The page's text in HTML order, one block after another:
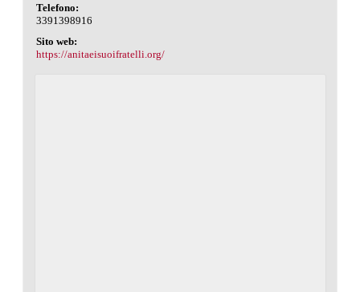
Telefono:
3391398916
Sito web:
https://anitaeisuoifratelli.org/